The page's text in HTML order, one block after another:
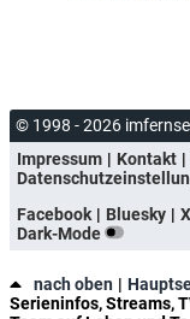
© 1998 - 2026
Impressum
Kontakt
Facebook
Bluesky
Dark-Mode
nach oben
Serieninfos, Streams,